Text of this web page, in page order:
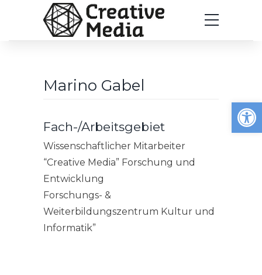
Werkzeugleiste öffnen
Marino Gabel
Fach-/Arbeitsgebiet
Wissenschaftlicher Mitarbeiter
“Creative Media” Forschung und
Entwicklung
Forschungs- &
Weiterbildungszentrum Kultur und
Informatik”